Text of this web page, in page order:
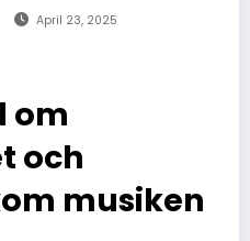
April 23, 2025
om
och
musiken